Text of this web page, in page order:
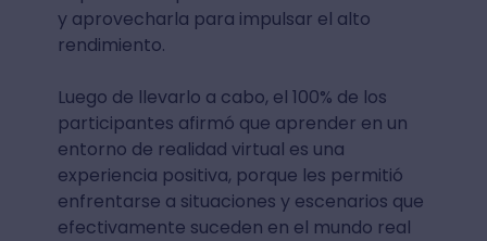
y aprovecharla para impulsar el alto
rendimiento.
Luego de llevarlo a cabo, el 100% de los
participantes afirmó que aprender en un
entorno de realidad virtual es una
experiencia positiva, porque les permitió
enfrentarse a situaciones y escenarios que
efectivamente suceden en el mundo real